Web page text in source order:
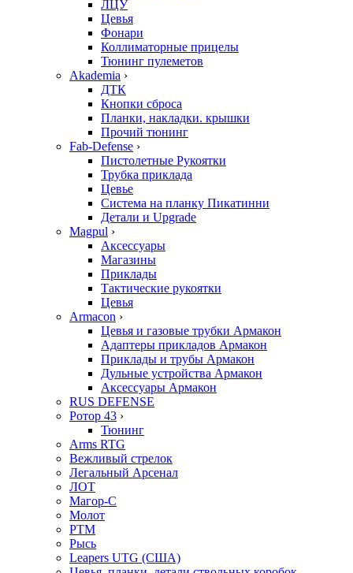
ЛЦУ
Цевья
Фонари
Коллиматорные прицелы
Тюнинг пулеметов
Akademia ›
ДТК
Кнопки сброса
Планки, накладки. крышки
Прочий тюнинг
Fab-Defense ›
Пистолетные Рукоятки
Трубка приклада
Цевье
Система на планку Пикатинни
Детали и Upgrade
Magpul ›
Аксессуары
Магазины
Приклады
Тактические рукоятки
Цевья
Armacon ›
Цевья и газовые трубки Армакон
Адаптеры прикладов Армакон
Приклады и трубы Армакон
Дульные устройства Армакон
Аксессуары Армакон
RUS DEFENSE
Ротор 43 ›
Тюнинг
Arms RTG
Вежливый стрелок
Легальный Арсенал
ЛОТ
Магор-С
Молот
РТМ
Рысь
Leapers UTG (США)